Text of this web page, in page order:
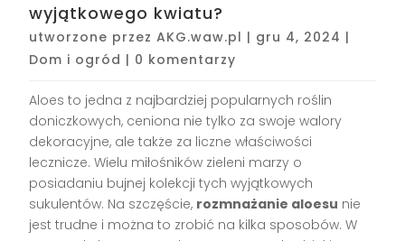
wyjątkowego kwiatu?
utworzone przezAKG.waw.pl | gru 4, 2024 |
Dom i ogród | 0 komentarzy
Aloes to jedna z najbardziej popularnych roślin
doniczkowych, ceniona nie tylko za swoje walory
dekoracyjne, ale także za liczne właściwości
lecznicze. Wielu miłośników zieleni marzy o
posiadaniu bujnej kolekcji tych wyjątkowych
sukulentów. Na szczęście, rozmnażanie aloesu nie
jest trudne i można to zrobić na kilka sposobów. W